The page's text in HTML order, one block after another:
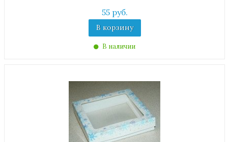
55 руб.
В корзину
В наличии